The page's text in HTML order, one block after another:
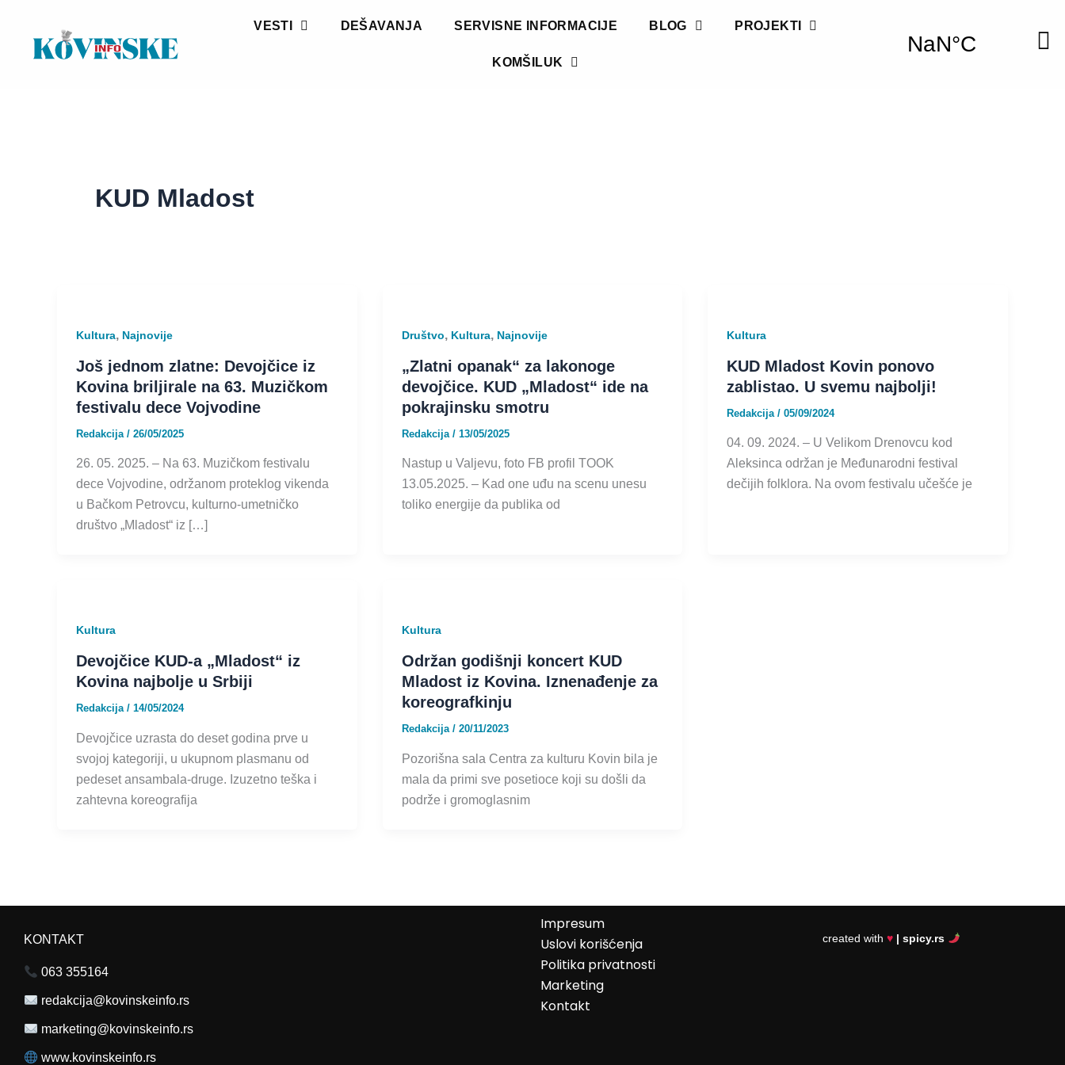
VESTI DEŠAVANJA SERVISNE INFORMACIJE BLOG PROJEKTI
KOMŠILUK
KUD Mladost
Kultura, Najnovije
Još jednom zlatne: Devojčice iz
Kovina briljirale na 63. Muzičkom
festivalu dece Vojvodine
Redakcija / 26/05/2025
26. 05. 2025. – Na 63. Muzičkom festivalu
dece Vojvodine, održanom proteklog vikenda
u Bačkom Petrovcu, kulturno-umetničko
društvo „Mladost“ iz […]
Društvo, Kultura, Najnovije
„Zlatni opanak“ za lakonoge
devojčice. KUD „Mladost“ ide na
pokrajinsku smotru
Redakcija / 13/05/2025
Nastup u Valjevu, foto FB profil TOOK
13.05.2025. – Kad one uđu na scenu unesu
toliko energije da publika od
Kultura
KUD Mladost Kovin ponovo
zablistao. U svemu najbolji!
Redakcija/05/09/2024
04. 09. 2024. – U Velikom Drenovcu kod
Aleksinca održan je Međunarodni festival
dečijih folklora. Na ovom festivalu učešće je
Kultura
Devojčice KUD-a „Mladost“ iz
Kovina najbolje u Srbiji
Redakcija / 14/05/2024
Devojčice uzrasta do deset godina prve u
svojoj kategoriji, u ukupnom plasmanu od
pedeset ansambala-druge. Izuzetno teška i
zahtevna koreografija
Kultura
Održan godišnji koncert KUD
Mladost iz Kovina. Iznenađenje za
koreografkinju
Redakcija / 20/11/2023
Pozorišna sala Centra za kulturu Kovin bila je
mala da primi sve posetioce koji su došli da
podrže i gromoglasnim
KONTAKT
063 355164
redakcija@kovinskeinfo.rs
marketing@kovinskeinfo.rs
www.kovinskeinfo.rs
Impresum
Uslovi korišćenja
Politika privatnosti
Marketing
Kontakt
created with ♥ | spicy.rs